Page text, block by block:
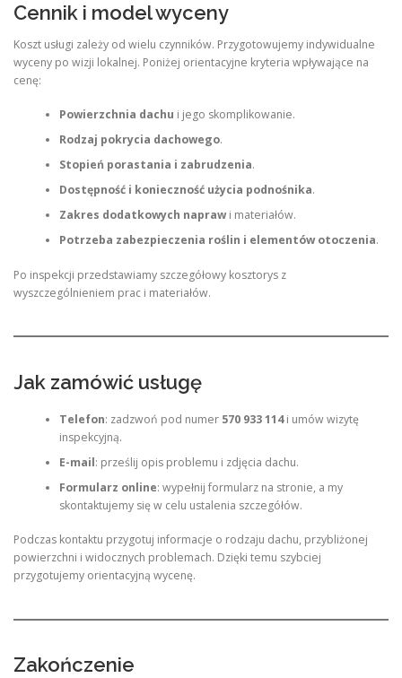
Cennik i model wyceny
Koszt usługi zależy od wielu czynników. Przygotowujemy indywidualne
wyceny po wizji lokalnej. Poniżej orientacyjne kryteria wpływające na
cenę:
Powierzchnia dachu i jego skomplikowanie.
Rodzaj pokrycia dachowego.
Stopień porastania i zabrudzenia.
Dostępność i konieczność użycia podnośnika.
Zakres dodatkowych naprawi materiałów.
Potrzeba zabezpieczenia roślin i elementów otoczenia.
Po inspekcji przedstawiamy szczegółowy kosztorys z
wyszczególnieniem prac i materiałów.
Jak zamówić usługę
Telefon: zadzwoń pod numer 570 933 114i umów wizytę
inspekcyjną.
E-mail: prześlij opis problemu i zdjęcia dachu.
Formularz online: wypełnij formularz na stronie, a my
skontaktujemy się w celu ustalenia szczegółów.
Podczas kontaktu przygotuj informacje o rodzaju dachu, przybliżonej
powierzchni i widocznych problemach. Dzięki temu szybciej
przygotujemy orientacyjną wycenę.
Zakończenie